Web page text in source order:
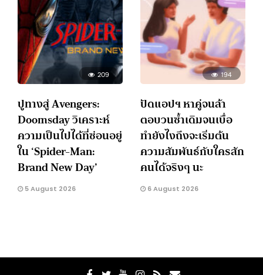
209
ปูทางสู่ Avengers:
Doomsday วิเคราะห์
ความเป็นไปได้ที่ซ่อนอยู่
ใน ‘Spider-Man:
Brand New Day’
5 August 2026
194
ปัดแอปฯ หาคู่จนล้า
ตอบวนซ้ำเดิมจนเบื่อ
ทำยังไงถึงจะเริ่มต้น
ความสัมพันธ์กับใครสัก
คนได้จริงๆ นะ
6 August 2026